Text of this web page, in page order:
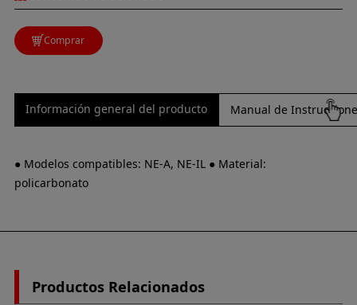
Comprar
Información general del producto Manual de
● Modelos compatibles: NE-A, NE-IL ● Material:
policarbonato
Productos Relacionados